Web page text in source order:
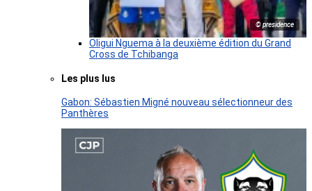
© presidence
Oligui Nguema à la deuxième édition du Grand
Cross de Tchibanga
Les plus lus
Gabon: Sébastien Migné nouveau sélectionneur des
Panthères